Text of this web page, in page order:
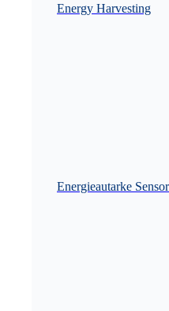
Energy Harvesting
Energieautarke